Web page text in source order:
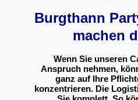
Burgthann
machen
Wenn Sie unseren
Anspruch nehmen,
ganz auf Ihre
konzentrieren. Die